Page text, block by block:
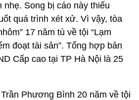
nhẹ. Song bị cáo này thiếu
quá trình xét xử. Vì vậy, tòa
17 năm tù về tội “Lạm
đoạt tài sản”. Tổng hợp bản
Cấp cao tại TP Hà Nội là 25
Phương Bình 20 năm về tội